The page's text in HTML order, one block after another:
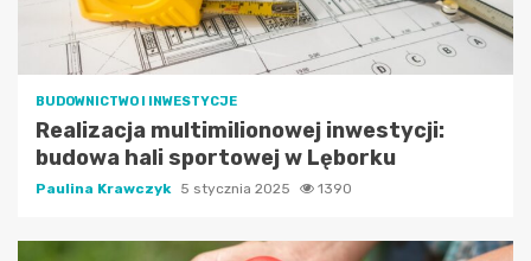
BUDOWNICTWO I INWESTYCJE
Realizacja multimilionowej inwestycji:
budowa hali sportowej w Lęborku
Paulina Krawczyk 5 stycznia 2025 1390